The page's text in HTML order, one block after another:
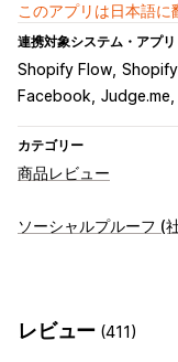
このアプリは日本語に
連携対象システム・アプリ
Shopify Flow
Facebook Judge.me
カテゴリー
商品レビュー
表示オプション
レビューの収集方法
ソーシャルプルーフ (
レビュー (411)